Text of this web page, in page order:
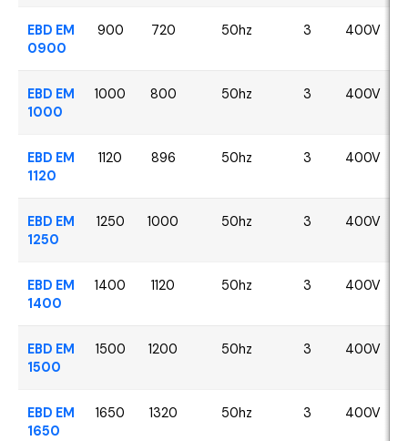
EBD EM
0900
900 720 50hz 3 400V
EBD EM
1000
1000 800 50hz 3 400V
EBD EM
1120
1120 896 50hz 3 400V
EBD EM
1250
1250 1000 50hz 3 400V
EBD EM
1400
1400 1120 50hz 3 400V
EBD EM
1500
1500 1200 50hz 3 400V
EBD EM
1650
1650 1320 50hz 3 400V